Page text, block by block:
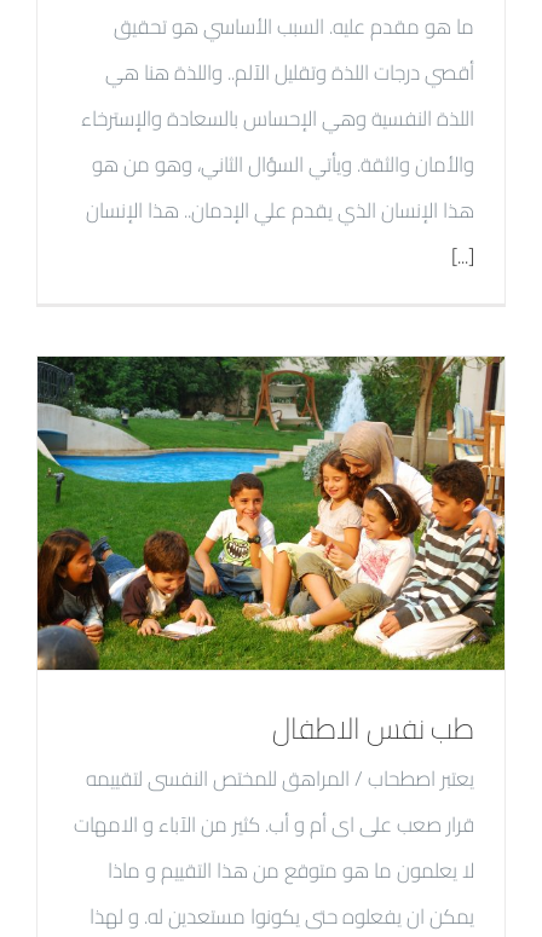
ما هو مقدم عليه. السبب الأساسي هو تحقيق
أقصي درجات اللذة وتقليل الآلم.. واللذة هنا هي
اللذة النفسية وهي الإحساس بالسعادة والإسترخاء
والأمان والثقة. ويأتي السؤال الثاني، وهو من هو
هذا الإنسان الذي يقدم علي الإدمان.. هذا الإنسان
[...]
طب نفس الاطفال
يعتبر اصطحاب / المراهق للمختص النفسى لتقييمه
قرار صعب على اى أم و أب. كثير من الآباء و الامهات
لا يعلمون ما هو متوقع من هذا التقييم و ماذا
يمكن ان يفعلوه حتى يكونوا مستعدين له. و لهذا